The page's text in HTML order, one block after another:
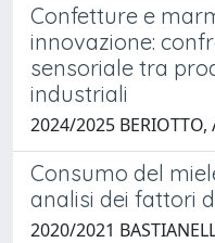
Confetture e
innovazione:
sensoriale tra
industriali
2024/2025 BERIOTTO,
Consumo del
analisi dei fattori
2020/2021